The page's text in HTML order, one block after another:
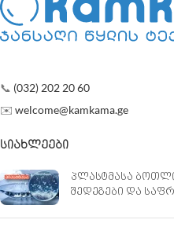
📞 (032) 202 20 60
✉️ welcome@kamkama.ge
ᲡᲘᲐᲮᲚᲔᲔᲑᲘ
პლასტმასა
შედეგები და